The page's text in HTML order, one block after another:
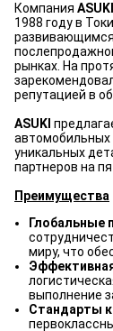
Компания
1988 году в
рынках. На
репутацией в
ASUKI
автомобильных
уникальных
партнеров на
Преимущества
Глобальные
миру, что
выполнение
Стандарты